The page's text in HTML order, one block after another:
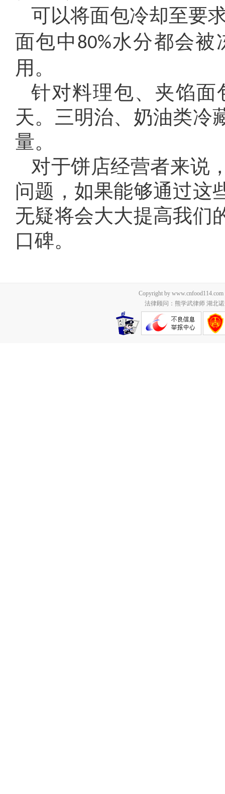
可以将面包冷却至要
面包中 80%水分都会被
用。
针对料理包、夹馅
天。三明治、奶油类冷
量。
对于饼店经营者来说
问题，如果能够通过这
无疑将会大大提高我们
口碑。
Copyright by
法律顾问：熊学武律师 湖北